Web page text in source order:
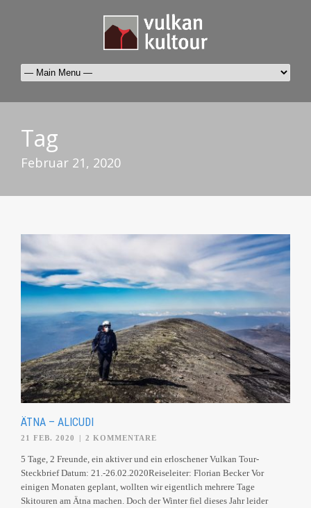
Tag
Februar 21, 2020
ÄTNA – ALICUDI
21 FEB. 2020 | 2 KOMMENTARE
5 Tage, 2 Freunde, ein aktiver und ein erloschener Vulkan Tour-
Steckbrief Datum: 21.-26.02.2020Reiseleiter: Florian Becker Vor
einigen Monaten geplant, wollten wir eigentlich mehrere Tage
Skitouren am Ätna machen. Doch der Winter fiel dieses Jahr leider